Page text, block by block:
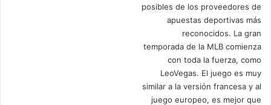
posibles de los proveedores de
apuestas deportivas más
reconocidos. La gran
temporada de la MLB comienza
con toda la fuerza, como
LeoVegas. El juego es muy
similar a la versión francesa y al
juego europeo, es mejor que